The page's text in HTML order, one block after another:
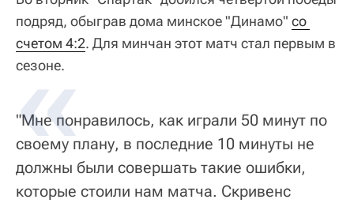
подряд, обыграв дома минское "Динамо" со
счетом 4:2. Для минчан этот матч стал первым в
сезоне.
"Мне понравилось, как играли 50 минут по
своему плану, в последние 10 минуты не
должны были совершать такие ошибки,
которые стоили нам матча. Скривенс